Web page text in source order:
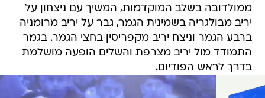
ממולדובה בשלב המוקדמות, המשיך עם ניצחון על
יריב מבולגריה בשמינית הגמר, גבר על יריב מרומניה
ברבע הגמר וניצח יריב מקפריסין בחצי הגמר. בגמר
התמודד מול יריב מצרפת והשלים הופעה מושלמת
בדרך לראש הפודיום.